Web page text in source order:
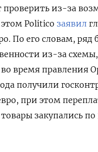
проверить из-за
Politico заявил
По его словам,
из-за
время правления
получили
при этом
закупались